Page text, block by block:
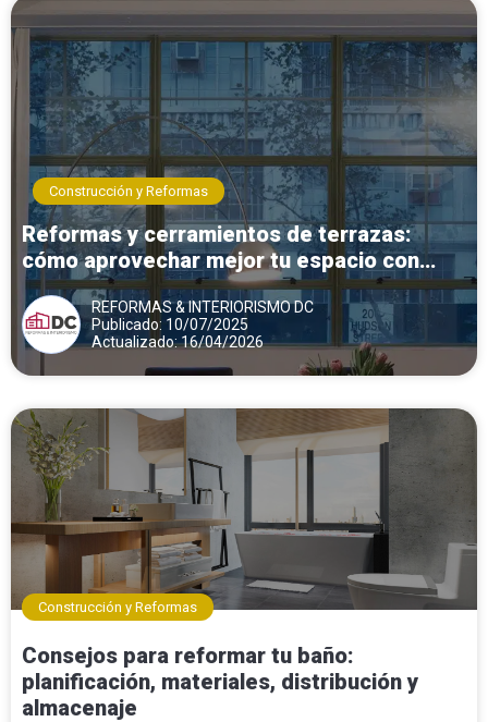
Construcción y Reformas
Reformas y cerramientos de terrazas:
cómo aprovechar mejor tu espacio con
ventanas de aluminio y PVC
REFORMAS & INTERIORISMO DC
Publicado: 10/07/2025
Actualizado: 16/04/2026
Construcción y Reformas
Consejos para reformar tu baño:
planificación, materiales, distribución y
almacenaje